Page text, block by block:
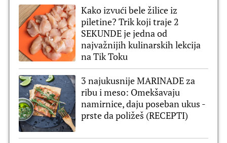
Kako izvući bele žilice iz
piletine? Trik koji traje 2
SEKUNDE je jedna od
najvažnijih kulinarskih lekcija
na Tik Toku
3 najukusnije MARINADE za
ribu i meso: Omekšavaju
namirnice, daju poseban ukus -
prste da poližeš (RECEPTI)